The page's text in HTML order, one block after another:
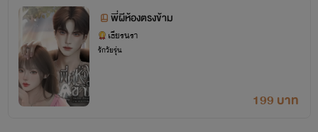
พี่ผีห้องตรงข้าม
เธียรนรา
รักวัยรุ่น
199 บาท